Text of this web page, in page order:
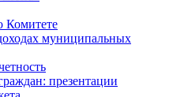
Комитете
муниципальных
презентации